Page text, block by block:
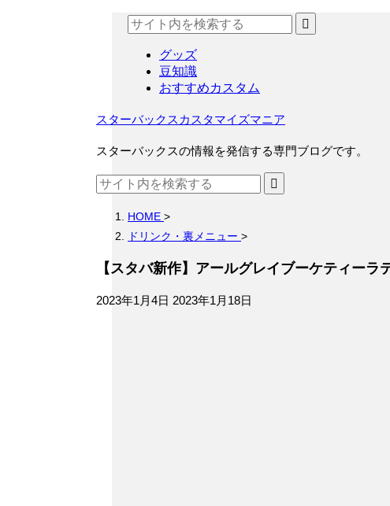
グッズ
豆知識
おすすめカスタム
スターバックスカスタマイズマニア
スターバックスの情報を発信する専門ブログです。
HOME >
ドリンク・裏メニュー >
【スタバ新作】アールグレイブーケティー
2023年1月4日 2023年1月18日